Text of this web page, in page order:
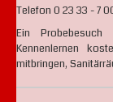
Telefon 0 23 33 - 7
Ein
Kennenlernen
mitbringen,